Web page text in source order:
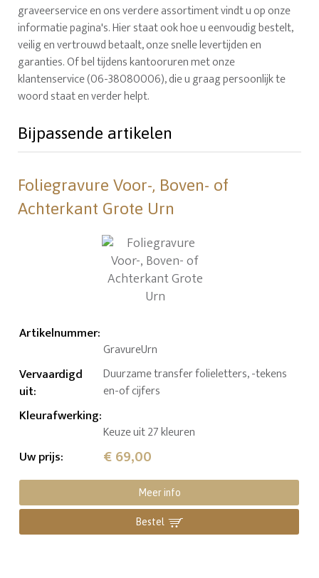
graveerservice en ons verdere assortiment vindt u op onze
informatie pagina's. Hier staat ook hoe u eenvoudig bestelt,
veilig en vertrouwd betaalt, onze snelle levertijden en
garanties. Of bel tijdens kantooruren met onze
klantenservice (06-38080006), die u graag persoonlijk te
woord staat en verder helpt.
Bijpassende artikelen
Foliegravure Voor-, Boven- of
Achterkant Grote Urn
Artikelnummer:
GravureUrn
Vervaardigd
uit:
Duurzame transfer folieletters, -tekens
en-of cijfers
Kleurafwerking:
Keuze uit 27 kleuren
Uw prijs: € 69,00
Meer info
Bestel